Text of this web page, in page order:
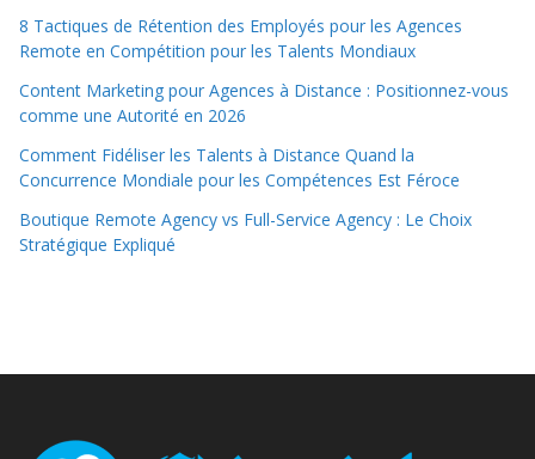
8 Tactiques de Rétention des Employés pour les Agences
Remote en Compétition pour les Talents Mondiaux
Content Marketing pour Agences à Distance : Positionnez-vous
comme une Autorité en 2026
Comment Fidéliser les Talents à Distance Quand la
Concurrence Mondiale pour les Compétences Est Féroce
Boutique Remote Agency vs Full-Service Agency : Le Choix
Stratégique Expliqué